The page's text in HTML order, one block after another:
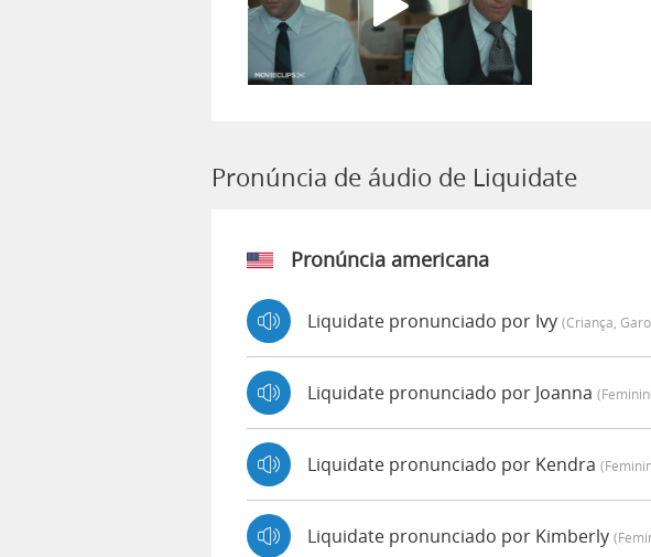
Pronúncia de áudio de Liquidate
Pronúncia americana
Liquidate pronunciado por Ivy (criança,
Liquidate pronunciado por Joanna
Liquidate pronunciado por Kendra
Liquidate pronunciado por Kimberly